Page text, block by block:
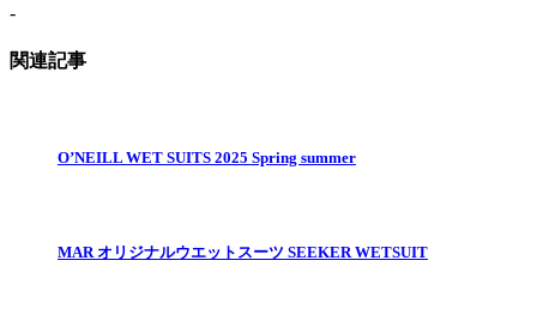
-
関連記事
O’NEILL WET SUITS 2025 Spring summer
MAR オリジナルウエットスーツ SEEKER WETSUIT